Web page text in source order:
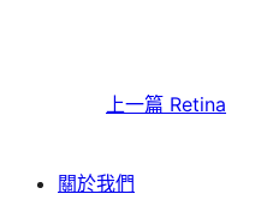
上一篇 Retina
關於我們